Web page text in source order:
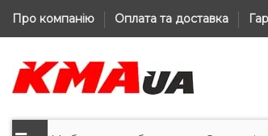
Про компанію Оплата та доставка